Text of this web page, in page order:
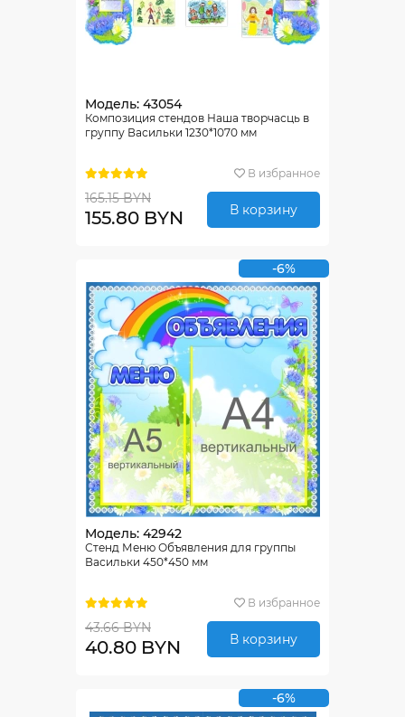
Модель: 43054
Композиция стендов Наша творчасць в
группу Васильки 1230*1070 мм
В избранное
165.15 BYN
155.80 BYN В корзину
-6%
Модель: 42942
Стенд Меню Объявления для группы
Васильки 450*450 мм
В избранное
43.66 BYN
40.80 BYN В корзину
-6%